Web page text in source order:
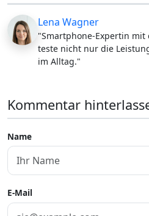
Lena Wagner
"Smartphone-Expertin
teste nicht nur die
im Alltag."
Kommentar
Name
E-Mail